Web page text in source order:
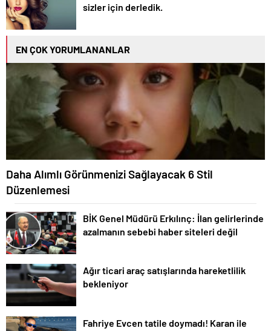
sizler için derledik.
EN ÇOK YORUMLANANLAR
Daha Alımlı Görünmenizi Sağlayacak 6 Stil
Düzenlemesi
BİK Genel Müdürü Erkılınç: İlan gelirlerinde
azalmanın sebebi haber siteleri değil
Ağır ticari araç satışlarında hareketlilik
bekleniyor
Fahriye Evcen tatile doymadı! Karan ile